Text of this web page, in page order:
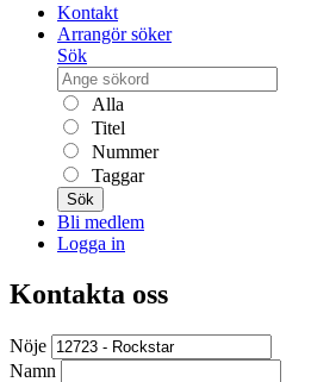
Kontakt
Arrangör söker
Sök
Alla
Titel
Nummer
Taggar
Sök
Bli medlem
Logga in
Kontakta oss
Nöje
Namn